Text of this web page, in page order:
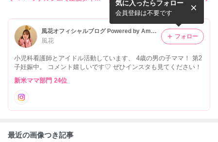
風花オフィシャルブログ Powered by Ameba
風花
小児科看護師とアイドル活動しています、 4歳の男の子ママ！ 第2
子妊娠中。 コメント嬉しいです♡ ぜひインスタも見てください！
気に入ったらフォロー
会員登録は不要です
フォロー
新米ママ部門 24位
最近の画像つき記事